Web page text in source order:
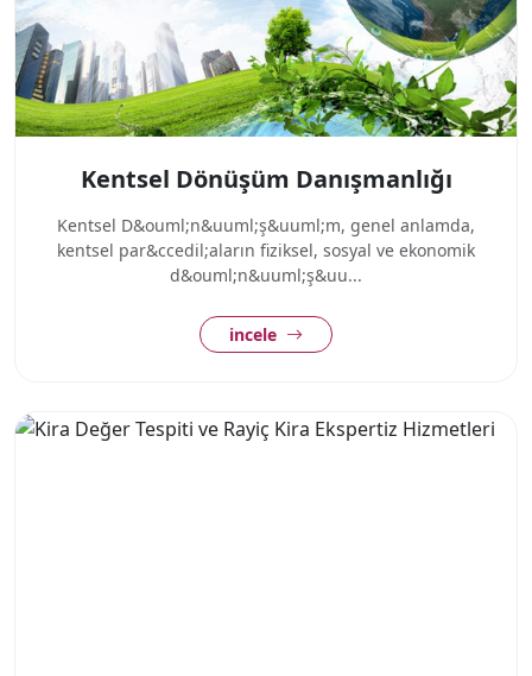
Kentsel Dönüşüm Danışmanlığı
Kentsel D&ouml;n&uuml;ş&uuml;m, genel anlamda,
kentsel par&ccedil;aların fiziksel, sosyal ve ekonomik
d&ouml;n&uuml;ş&uu...
incele